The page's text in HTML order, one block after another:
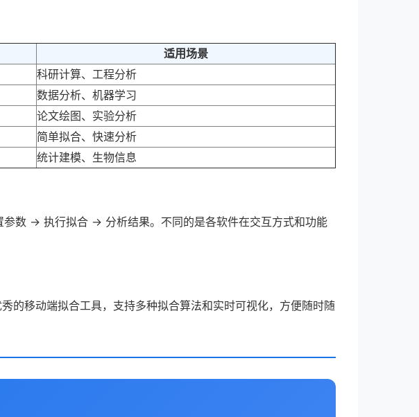
适用场景
科研计算、工程分析
数据分析、机器学习
论文绘图、实验分析
简单拟合、快速分析
统计建模、生物信息
数 → 执行拟合 → 分析结果。不同的是各软件在交互方式和功能
的移动端拟合工具，支持多种拟合算法和实时可视化，方便随时随